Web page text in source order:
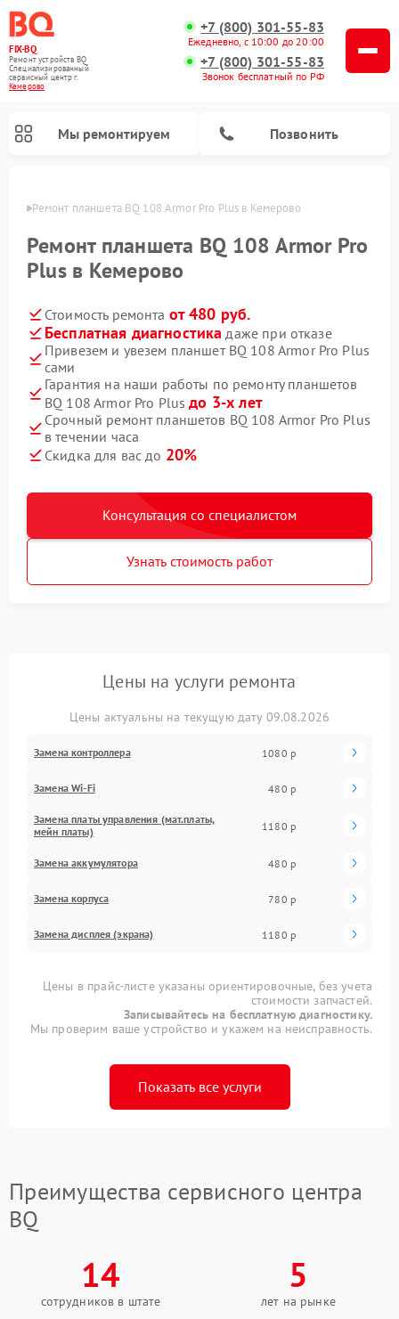
FIX-BQ
Ремонт устройств BQ
Специализированный
cервисный центр г.
Кемерово
+7 (800) 301-55-83
Ежедневно, с 10:00 до 20:00
+7 (800) 301-55-83
Звонок бесплатный по РФ
Мы ремонтируем Позвонить
Ремонт планшета BQ 108 Armor Pro Plus в Кемерово
Ремонт планшета BQ 108 Armor Pro
Plus в Кемерово
Стоимость ремонта от 480 руб.
Бесплатная диагностика даже при отказе
Привезем и увезем планшет BQ 108 Armor Pro Plus
сами
Гарантия на наши работы по ремонту планшетов
BQ 108 Armor Pro Plusдо 3-х лет
Срочный ремонт планшетов BQ 108 Armor Pro Plus
в течении часа
Скидка для вас до 20%
Консультация со специалистом
Узнать стоимость работ
Цены на услуги ремонта
Цены актуальны на текущую дату 09.08.2026
Замена контроллера 1080 р
Замена Wi-Fi 480 р
Замена платы управления (мат.платы,
мейн платы)
1180 р
Замена аккумулятора 480 р
Замена корпуса 780 р
Замена дисплея (экрана) 1180 р
Цены в прайс-листе указаны ориентировочные, без учета
стоимости запчастей.
Записывайтесь на бесплатную диагностику.
Мы проверим ваше устройство и укажем на неисправность.
Показать все услуги
Преимущества сервисного центра
BQ
14
сотрудников в штате
5
лет на рынке